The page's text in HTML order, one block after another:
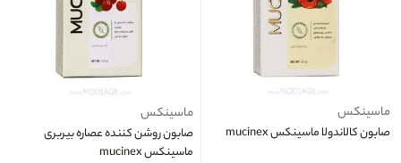
ماسینکس
صابون کالاندولا ماسینکس mucinex
ماسینکس
صابون روشن کننده عصاره بیربری
ماسینکس mucinex